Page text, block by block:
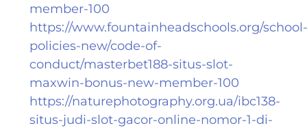
member-100
https://www.fountainheadschools.org/school-
policies-new/code-of-
conduct/masterbet188-situs-slot-
maxwin-bonus-new-member-100
https://naturephotography.org.ua/ibc138-
situs-judi-slot-gacor-online-nomor-1-di-